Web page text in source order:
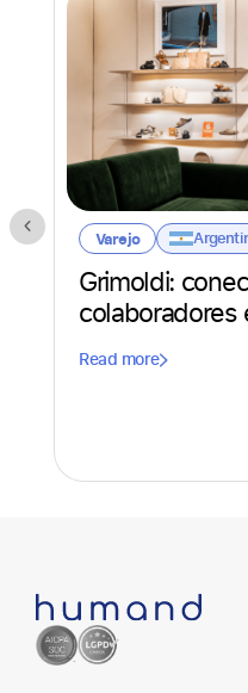
Varejo
Grimoldi:
colaboradores
Read more